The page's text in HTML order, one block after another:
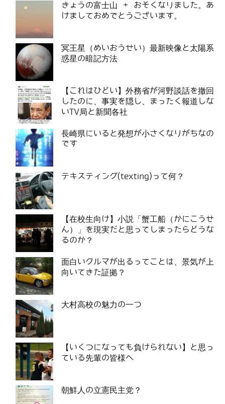
きょうの富士山 + おそくなりました。あ
けましておめでとうございます。
冥王星（めいおうせい）最新映像と太陽系
惑星の暗記方法
【これはひどい】外務省が河野談話を撤回
したのに、事実を隠し、まったく報道しな
いTV局と新聞各社
長崎県にいると発想が小さくなりがちなの
です
テキスティング(texting)って何？
【在校生向け】小説「蟹工船（かにこうせ
ん）」を現実だと思ってしまったらどうな
るのか？
面白いクルマが出るってことは、景気が上
向いてきた証拠？
大村高校の魅力の一つ
【いくつになっても負けられない】と思っ
ている先輩の皆様へ
朝鮮人の立憲民主党？